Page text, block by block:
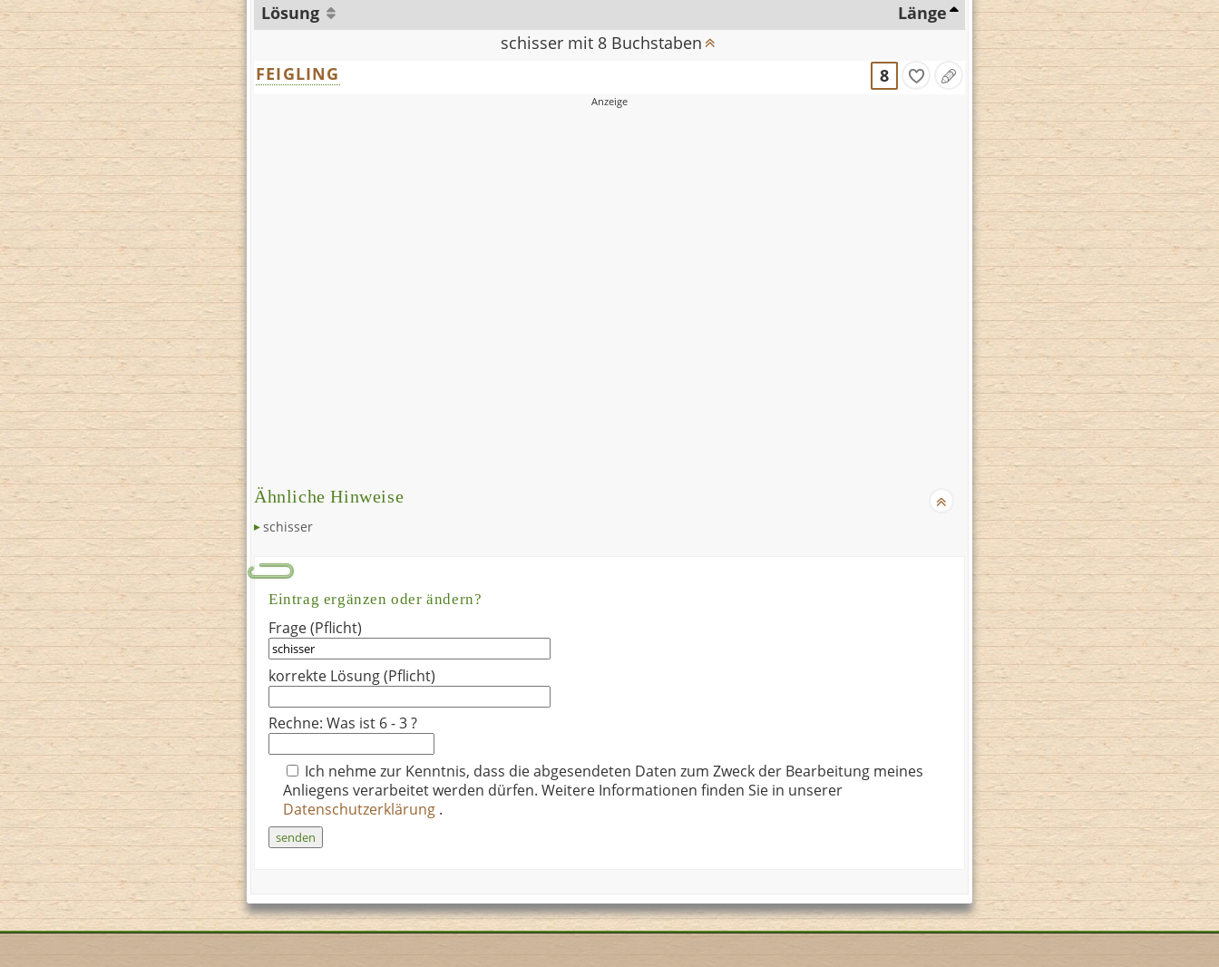
Lösung
Länge
schisser mit 8 Buchstaben
FEIGLING
8
Ähnliche Hinweise
schisser
Eintrag ergänzen oder ändern?
Frage (Pflicht)
korrekte Lösung (Pflicht)
Rechne: Was ist 6 - 3 ?
Ich nehme zur Kenntnis, dass die abgesendeten Daten zum Zweck der Bearbeitung meines
Anliegens verarbeitet werden dürfen. Weitere Informationen finden Sie in unserer
Datenschutzerklärung .